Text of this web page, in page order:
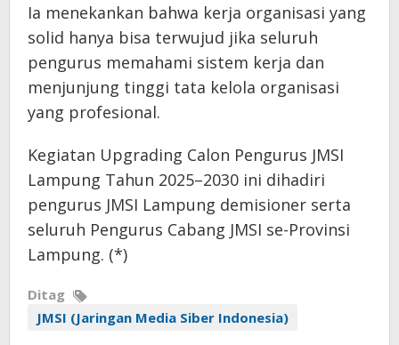
Ia menekankan bahwa kerja organisasi yang
solid hanya bisa terwujud jika seluruh
pengurus memahami sistem kerja dan
menjunjung tinggi tata kelola organisasi
yang profesional.
Kegiatan Upgrading Calon Pengurus JMSI
Lampung Tahun 2025–2030 ini dihadiri
pengurus JMSI Lampung demisioner serta
seluruh Pengurus Cabang JMSI se-Provinsi
Lampung. (*)
Ditag
JMSI (Jaringan Media Siber Indonesia)